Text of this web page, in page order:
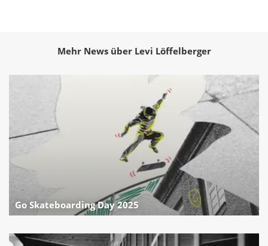
Mehr News über Levi Löffelberger
Go Skateboarding Day 2025